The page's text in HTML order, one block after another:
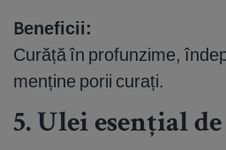
Beneficii:
Curăță în profunzime,
menține porii curați.
5. Ulei esențial